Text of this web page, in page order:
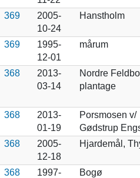
369
2005-
10-24
Hanstholm
369
1995-
12-01
mårum
368
2013-
03-14
Nordre
plantage
368
2013-
01-19
Porsmosen v/
Gødstrup
368
2005-
12-18
Hjardemål,
368
1997-
Bogø